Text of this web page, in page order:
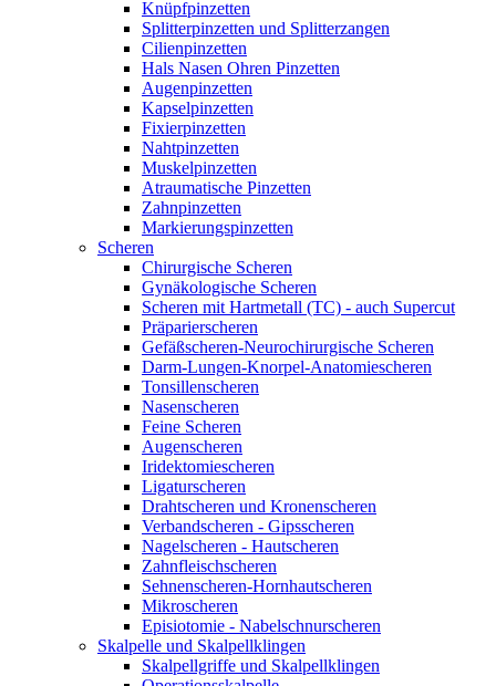
Knüpfpinzetten
Splitterpinzetten und Splitterzangen
Cilienpinzetten
Hals Nasen Ohren Pinzetten
Augenpinzetten
Kapselpinzetten
Fixierpinzetten
Nahtpinzetten
Muskelpinzetten
Atraumatische Pinzetten
Zahnpinzetten
Markierungspinzetten
Scheren
Chirurgische Scheren
Gynäkologische Scheren
Scheren mit Hartmetall (TC) - auch Supercut
Präparierscheren
Gefäßscheren-Neurochirurgische Scheren
Darm-Lungen-Knorpel-Anatomiescheren
Tonsillenscheren
Nasenscheren
Feine Scheren
Augenscheren
Iridektomiescheren
Ligaturscheren
Drahtscheren und Kronenscheren
Verbandscheren - Gipsscheren
Nagelscheren - Hautscheren
Zahnfleischscheren
Sehnenscheren-Hornhautscheren
Mikroscheren
Episiotomie - Nabelschnurscheren
Skalpelle und Skalpellklingen
Skalpellgriffe und Skalpellklingen